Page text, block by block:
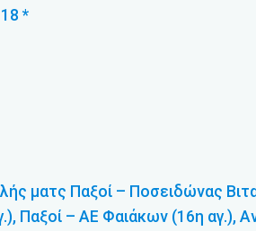
*
ματς Παξοί – Ποσειδώνας
Παξοί – ΑΕ Φαιάκων (16η αγ.),